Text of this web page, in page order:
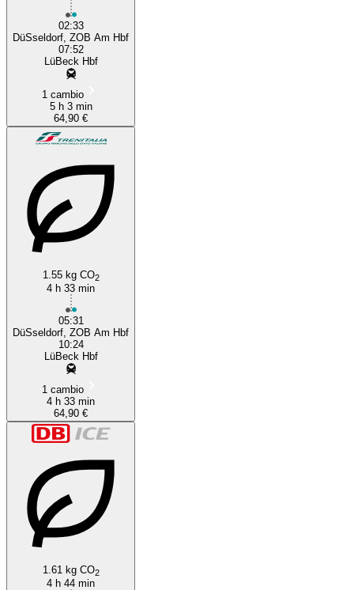
02:33
DüSseldorf, ZOB Am Hbf
07:52
LüBeck Hbf
1 cambio
5 h 3 min
64,90 €
1.55 kg CO2
4 h 33 min
05:31
DüSseldorf, ZOB Am Hbf
10:24
LüBeck Hbf
1 cambio
4 h 33 min
64,90 €
1.61 kg CO2
4 h 44 min